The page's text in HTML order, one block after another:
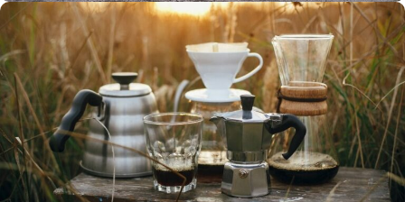
ARAÇ AKSESUARLARI
SATIŞ VE MONTAJ
Keşfet